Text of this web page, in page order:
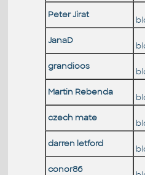
Peter Jirat
JanaD
grandioos
Martin Rebenda
czech mate
darren letford
conor86